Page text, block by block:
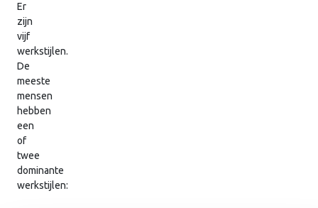
Er
zijn
vijf
werkstijlen.
De
meeste
mensen
hebben
een
of
twee
dominante
werkstijlen: